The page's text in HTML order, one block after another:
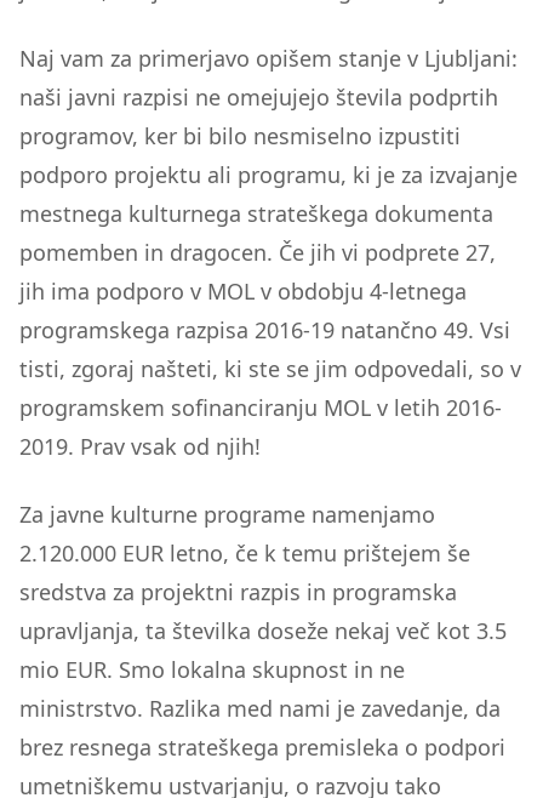
Naj vam za primerjavo opišem stanje v Ljubljani:
naši javni razpisi ne omejujejo števila podprtih
programov, ker bi bilo nesmiselno izpustiti
podporo projektu ali programu, ki je za izvajanje
mestnega kulturnega strateškega dokumenta
pomemben in dragocen. Če jih vi podprete 27,
jih ima podporo v MOL v obdobju 4-letnega
programskega razpisa 2016-19 natančno 49. Vsi
tisti, zgoraj našteti, ki ste se jim odpovedali, so v
programskem sofinanciranju MOL v letih 2016-
2019. Prav vsak od njih!
Za javne kulturne programe namenjamo
2.120.000 EUR letno, če k temu prištejem še
sredstva za projektni razpis in programska
upravljanja, ta številka doseže nekaj več kot 3.5
mio EUR. Smo lokalna skupnost in ne
ministrstvo. Razlika med nami je zavedanje, da
brez resnega strateškega premisleka o podpori
umetniškemu ustvarjanju, o razvoju tako